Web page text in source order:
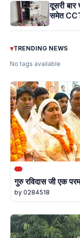
दूसरी बार
समेत
▾TRENDING NEWS
No tags available
गुरु रविदास जी एक
by 0284518